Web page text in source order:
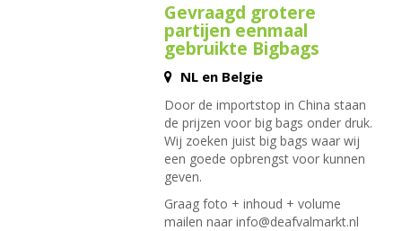
Gevraagd grotere
partijen eenmaal
gebruikte Bigbags
NL en Belgie
Door de importstop in China staan
de prijzen voor big bags onder druk.
Wij zoeken juist big bags waar wij
een goede opbrengst voor kunnen
geven.
Graag foto + inhoud + volume
mailen naarinfo@deafvalmarkt.nl